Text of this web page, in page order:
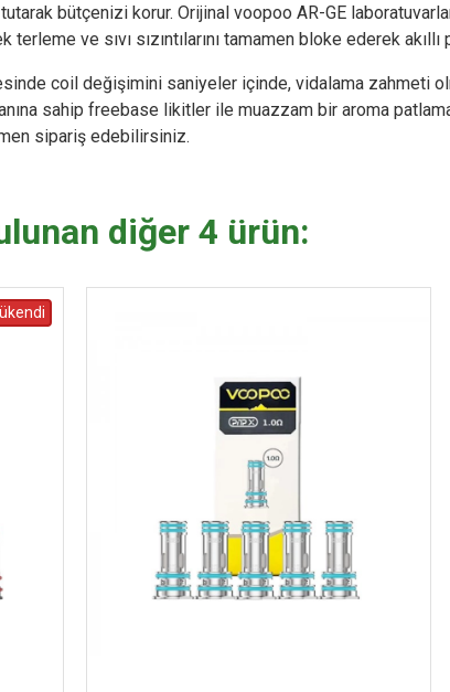
bütçenizi korur. Orijinal voopoo AR-GE
ve sıvı sızıntılarını tamamen bloke ederek
coil değişimini saniyeler içinde, vidalama
sahip freebase likitler ile muazzam bir aroma
sipariş edebilirsiniz.
diğer 4 ürün: